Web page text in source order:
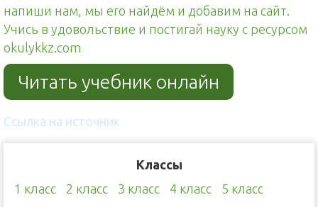
напиши нам, мы его найдём и добавим на сайт.
Учись в удовольствие и постигай науку с ресурсом
okulykkz.com
Читать учебник онлайн
Ссылка на источник
Классы
1 класс
2 класс 3 класс 4 класс
5 класс